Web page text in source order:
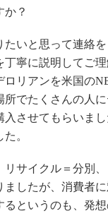
か？
いと思って連絡を
丁寧に説明してご
ロリアンを米国の
所でたくさんの人
入させてもらいま
。
サイクル＝分別
ましたが、消費者
るというのも、発